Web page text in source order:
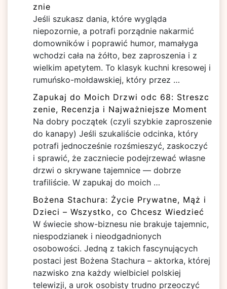
znie
Jeśli szukasz dania, które wygląda
niepozornie, a potrafi porządnie nakarmić
domowników i poprawić humor, mamałyga
wchodzi cała na żółto, bez zaproszenia i z
wielkim apetytem. To klasyk kuchni kresowej i
rumuńsko-mołdawskiej, który przez …
Zapukaj do Moich Drzwi odc 68: Streszc
zenie, Recenzja i Najważniejsze Moment
Na dobry początek (czyli szybkie zaproszenie
do kanapy) Jeśli szukaliście odcinka, który
potrafi jednocześnie rozśmieszyć, zaskoczyć
i sprawić, że zaczniecie podejrzewać własne
drzwi o skrywane tajemnice — dobrze
trafiliście. W zapukaj do moich …
Bożena Stachura: Życie Prywatne, Mąż i
Dzieci – Wszystko, co Chcesz Wiedzieć
W świecie show-biznesu nie brakuje tajemnic,
niespodzianek i nieodgadnionych
osobowości. Jedną z takich fascynujących
postaci jest Bożena Stachura – aktorka, której
nazwisko zna każdy wielbiciel polskiej
telewizji, a urok osobisty trudno przeoczyć